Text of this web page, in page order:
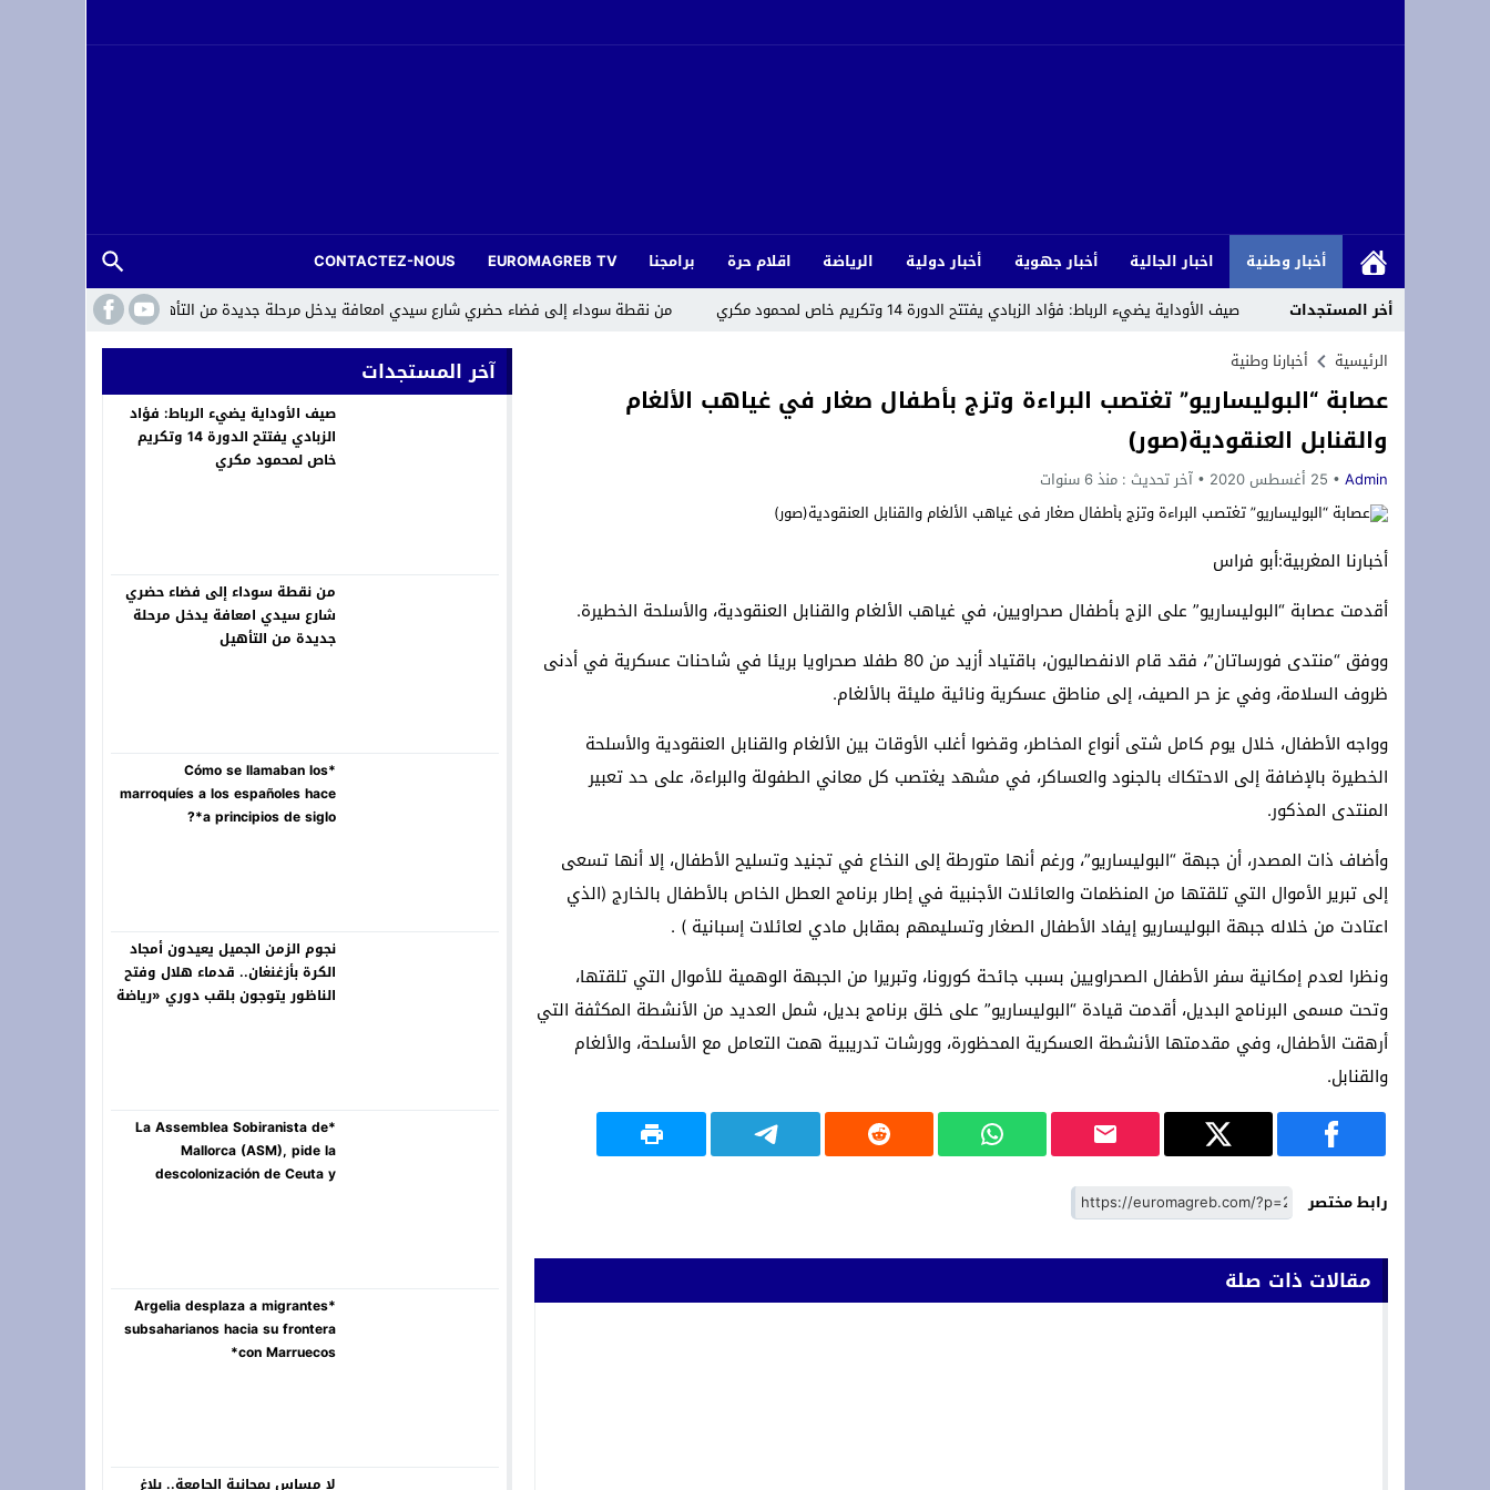
أخبار وطنية اخبار الجالية أخبار جهوية أخبار دولية الرياضة اقلام حرة برامجنا EUROMAGREB TV
CONTACTEZ-NOUS
أخر المستجدات
صيف الأوداية يضيء الرباط: فؤاد الزبادي يفتتح الدورة 14 وتكريم خاص لمحمود مكري
من نقطة سوداء إلى فضاء حضري شارع سيدي امعافة يدخل مرحلة جديدة من التأهيل
*Cómo se llamaban los marroquíes a los españoles hace a principios de siglo*?
نجوم الزمن الجميل يعيدون أمجاد الكرة بأزغنغان.. قدماء هلال وفتح الناظور يتوجون بلقب دوري «رياضة ومواطنة»
*La Assemblea Sobiranista de Mallorca (ASM), pide la descolonización de Ceuta y Melilla*
*Argelia desplaza a migrantes subsaharianos hacia su frontera con Marruecos*
لا مساس بمجانية الجامعة.. بلاغ رؤساء الجامعات يرد على الجدل ويكشف حقيقة رسوم التوقيت الميسر
L’Algérie dirige des migrants subsahariens vers sa frontière marocaine
فيديو : الوقاية المدنية تنتشل جثة من شاطئ “ثيزرا” بـ “تازغين” والدرك يفتح تحقيقاً
الرئيسية أخبارنا وطنية
عصابة “البوليساريو” تغتصب البراءة وتزج بأطفال صغار في غياهب الألغام
والقنابل العنقودية(صور)
Admin 25 أغسطس 2020 آخر تحديث : منذ 6 سنوات
أخبارنا المغربية:أبو فراس
أقدمت عصابة “البوليساريو” على الزج بأطفال صحراويين، في غياهب الألغام والقنابل العنقودية، والأسلحة الخطيرة.
ووفق “منتدى فورساتان”، فقد قام الانفصاليون، باقتياد أزيد من 80 طفلا صحراويا بريئا في شاحنات عسكرية في أدنى
ظروف السلامة، وفي عز حر الصيف، إلى مناطق عسكرية ونائية مليئة بالألغام.
وواجه الأطفال، خلال يوم كامل شتى أنواع المخاطر، وقضوا أغلب الأوقات بين الألغام والقنابل العنقودية والأسلحة
الخطيرة بالإضافة إلى الاحتكاك بالجنود والعساكر، في مشهد يغتصب كل معاني الطفولة والبراءة، على حد تعبير
المنتدى المذكور.
وأضاف ذات المصدر، أن جبهة “البوليساريو”، ورغم أنها متورطة إلى النخاع في تجنيد وتسليح الأطفال، إلا أنها تسعى
إلى تبرير الأموال التي تلقتها من المنظمات والعائلات الأجنبية في إطار برنامج العطل الخاص بالأطفال بالخارج (الذي
اعتادت من خلاله جبهة البوليساريو إيفاد الأطفال الصغار وتسليمهم بمقابل مادي لعائلات إسبانية ) .
ونظرا لعدم إمكانية سفر الأطفال الصحراويين بسبب جائحة كورونا، وتبريرا من الجبهة الوهمية للأموال التي تلقتها،
وتحت مسمى البرنامج البديل، أقدمت قيادة “البوليساريو” على خلق برنامج بديل، شمل العديد من الأنشطة المكثفة التي
أرهقت الأطفال، وفي مقدمتها الأنشطة العسكرية المحظورة، وورشات تدريبية همت التعامل مع الأسلحة، والألغام
والقنابل.
رابط مختصر
مقالات ذات صلة
آخر المستجدات
صيف الأوداية يضيء الرباط: فؤاد
الزبادي يفتتح الدورة 14 وتكريم
خاص لمحمود مكري
من نقطة سوداء إلى فضاء حضري
شارع سيدي امعافة يدخل مرحلة
جديدة من التأهيل
*Cómo se llamaban los
marroquíes a los españoles hace
a principios de siglo*?
نجوم الزمن الجميل يعيدون أمجاد
الكرة بأزغنغان.. قدماء هلال وفتح
الناظور يتوجون بلقب دوري «رياضة
*La Assemblea Sobiranista de
Mallorca (ASM), pide la
descolonización de Ceuta y
*Argelia desplaza a migrantes
subsaharianos hacia su frontera
con Marruecos*
لا مساس بمجانية الجامعة.. بلاغ